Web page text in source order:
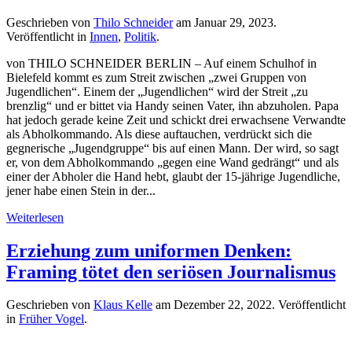
Geschrieben von Thilo Schneideram Januar 29, 2023.
Veröffentlicht in Innen, Politik.
von THILO SCHNEIDER BERLIN – Auf einem Schulhof in
Bielefeld kommt es zum Streit zwischen „zwei Gruppen von
Jugendlichen“. Einem der „Jugendlichen“ wird der Streit „zu
brenzlig“ und er bittet via Handy seinen Vater, ihn abzuholen. Papa
hat jedoch gerade keine Zeit und schickt drei erwachsene Verwandte
als Abholkommando. Als diese auftauchen, verdrückt sich die
gegnerische „Jugendgruppe“ bis auf einen Mann. Der wird, so sagt
er, von dem Abholkommando „gegen eine Wand gedrängt“ und als
einer der Abholer die Hand hebt, glaubt der 15-jährige Jugendliche,
jener habe einen Stein in der...
Weiterlesen
Erziehung zum uniformen Denken:
Framing tötet den seriösen Journalismus
Geschrieben von Klaus Kelle am Dezember 22, 2022. Veröffentlicht
in Früher Vogel.